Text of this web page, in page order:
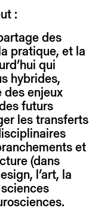
:
des
pratique, et la
qui
hybrides,
des enjeux
futurs
les transferts
et
(dans
l’art, la